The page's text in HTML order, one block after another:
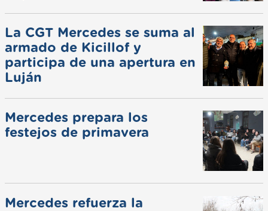
La CGT Mercedes se suma al
armado de Kicillof y
participa de una apertura en
Luján
Mercedes prepara los
festejos de primavera
Mercedes refuerza la